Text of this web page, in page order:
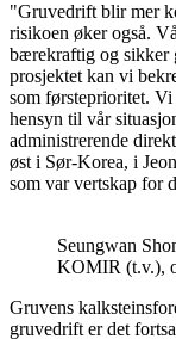
"Gruvedrift blir mer
risikoen øker også.
bærekraftig og sikker
prosjektet kan vi
som førsteprioritet. Vi
hensyn til vår
administrerende
øst i Sør-Korea, i
som var vertskap for
Seungwan
KOMIR (t.v.),
Gruvens
gruvedrift er det